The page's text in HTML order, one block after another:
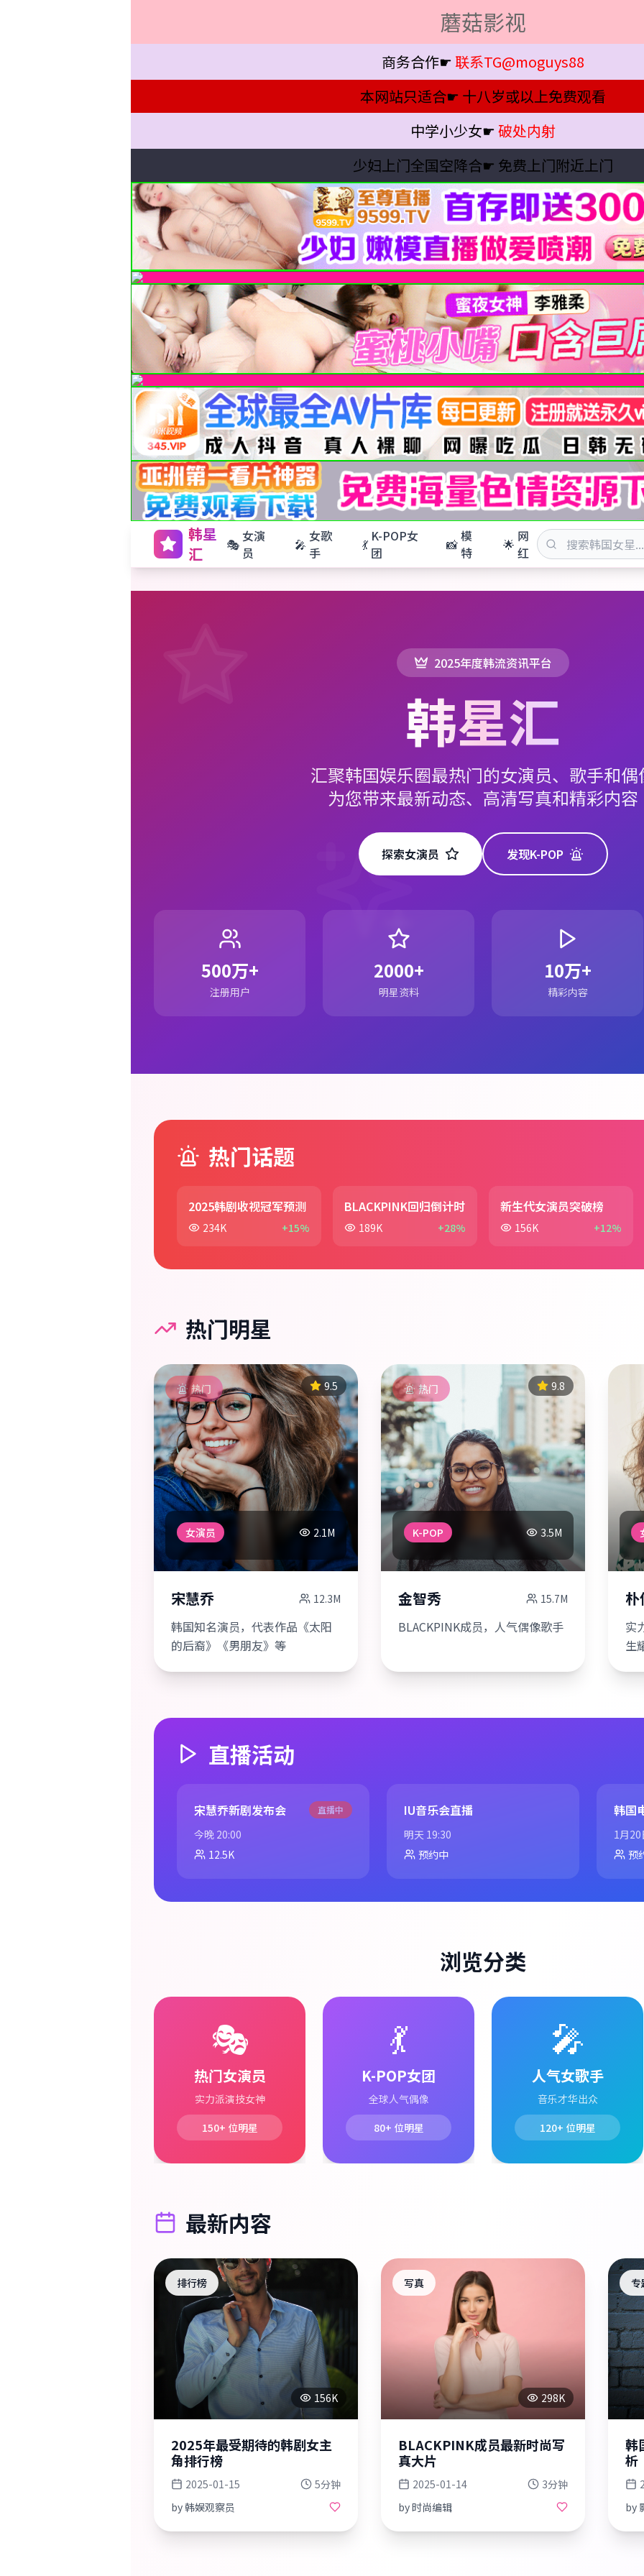
蘑菇影视
商务合作☛ 联系TG@moguys88
本网站只适合☛ 十八岁或以上免费观看
中学小少女☛破处内射
少妇上门全国空降合☛ 免费上门附近上门
韩星
汇
🎭 女演
员
🎤 女歌
手
💃 K-POP女
团
📸模
特
🌟 网
红
2025年度韩流资讯平台
韩星汇
汇聚韩国娱乐圈最热门的女演员、歌手和偶
为您带来最新动态、高清写真和精彩内容
探索女演员 发现K-POP
500万+
注册用户
2000+
明星资料
10万+
精彩内容
热门话题
2025韩剧收视冠军预测
234K +15%
BLACKPINK回归倒计时
189K +28%
新生代女演员突破榜
156K +12%
热门明星
热门 9.5
女演员 2.1M
宋慧乔 12.3M
韩国知名演员，代表作品《太阳
的后裔》《男朋友》等
热门 9.8
K-POP 3.5M
金智秀 15.7M
BLACKPINK成员，人气偶像歌手
朴
实
生
直播活动
宋慧乔新剧发布会 直播中
今晚 20:00
12.5K
IU音乐会直播
明天 19:30
预约中
韩国
1月20
预
浏览分类
🎭
热门女演员
实力派演技女神
150+ 位明星
💃
K-POP女团
全球人气偶像
80+ 位明星
🎤
人气女歌手
音乐才华出众
120+ 位明星
最新内容
排行榜
156K
2025年最受期待的韩剧女主
角排行榜
2025-01-15
5分钟
by韩娱观察员
写真
298K
BLACKPINK成员最新时尚写
真大片
2025-01-14
3分钟
by时尚编辑
专
韩
析
by